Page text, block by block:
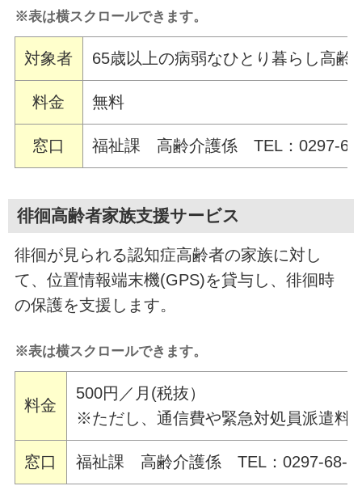
※表は横スクロールできます。
対象者 65歳以上の病弱なひとり暮らし高齢
料金 無料
窓口 福祉課 高齢介護係 TEL：0297-
徘徊高齢者家族支援サービス
徘徊が見られる認知症高齢者の家族に対し
て、位置情報端末機(GPS)を貸与し、徘徊時
の保護を支援します。
※表は横スクロールできます。
料金
500円／月(税抜）
※ただし、通信費や緊急対処員派遣料
窓口 福祉課 高齢介護係 TEL：0297-68-